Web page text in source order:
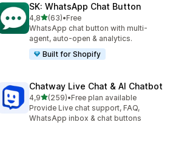
SK: WhatsApp Chat Button
4,85 yıldız üzerinden
(63)
toplam 63 değerlendirme
•Free
WhatsApp chat button with multi-
agent, auto-open & analytics.
Built for Shopify
Chatway Live Chat & AI Chatbot
4,95 yıldız üzerinden
(259)
toplam 259 değerlendirme
•Free plan available
Provide Live chat support, FAQ,
WhatsApp inbox & chat buttons